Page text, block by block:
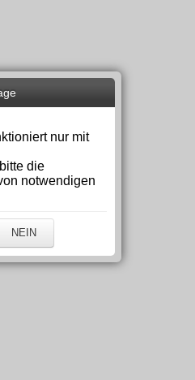
nur mit
die
notwendigen
NEIN